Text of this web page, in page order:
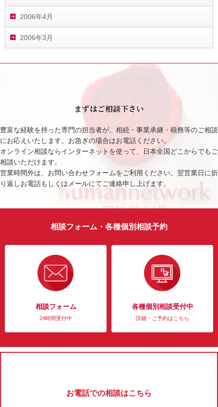
2006年4月
2006年3月
まずはご相談下さい
豊富な経験を持った専門の担当者が、相続・事業承継・税務等のご相談
にお応えいたします。お急ぎの場合はお電話ください。
オンライン相談ならインターネットを使って、日本全国どこからでもご
相談いただけます。
営業時間外は、お問い合わせフォームをご利用ください。翌営業日に折
り返しお電話もしくはメールにてご連絡申し上げます。
相談フォーム・各種個別相談予約
相談フォーム
24時間受付中
各種個別相談受付中
詳細・ご予約はこちら
お電話での相談はこちら